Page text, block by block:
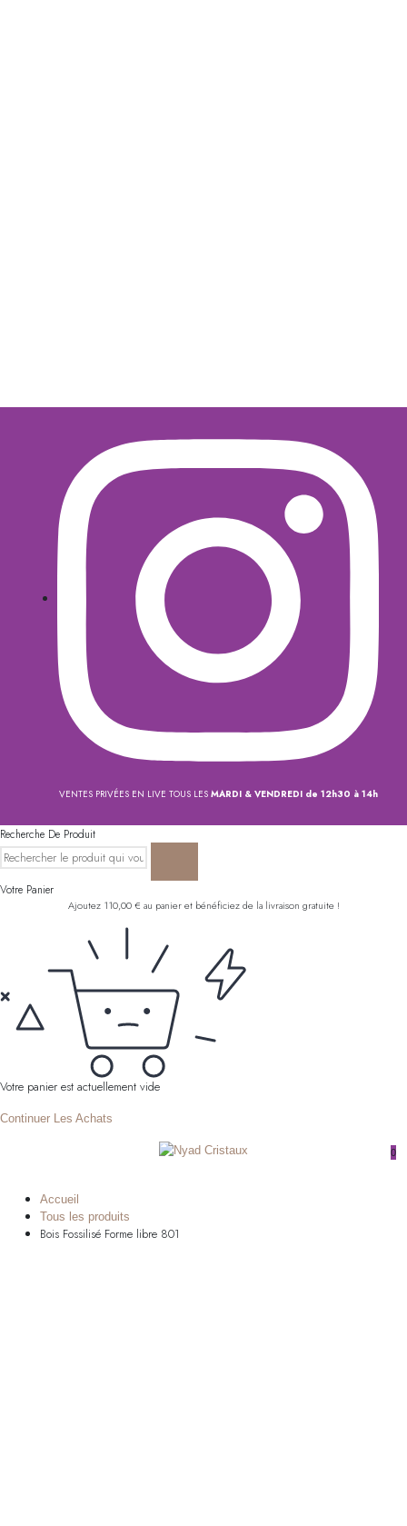
VENTES PRIVÉES EN LIVE TOUS LES MARDI & VENDREDI de 12h30 à 14h
Recherche De Produit
Votre Panier
Ajoutez 110,00€ au panier et bénéficiez de la livraison gratuite !
Votre panier est actuellement vide
Continuer Les Achats
0
Accueil
Tous les produits
Bois Fossilisé Forme libre 801